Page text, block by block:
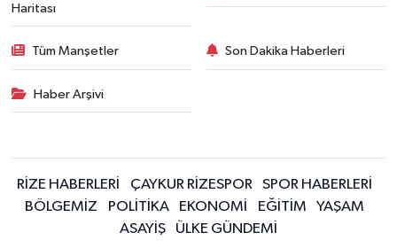
Haritası
Tüm Manşetler Son Dakika Haberleri
Haber Arşivi
RİZE HABERLERİ ÇAYKUR RİZESPOR
SPOR HABERLERİ
BÖLGEMİZ
POLİTİKA EKONOMİ EĞİTİM
YAŞAM
ASAYİŞ
ÜLKE GÜNDEMİ